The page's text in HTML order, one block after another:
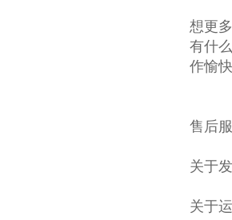
想更
有什
作愉
售后
关于
关于